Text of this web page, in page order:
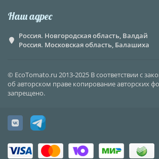
Наш адрес
Россия. Новгородская область, Валдай
Россия. Московская область, Балашиха
© EcoTomato.ru 2013-2025 В соответствии с
об авторском праве копирование авторских
запрещено.